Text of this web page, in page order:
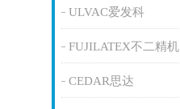
ULVAC爱发科
FUJILATEX不二精机
CEDAR思达